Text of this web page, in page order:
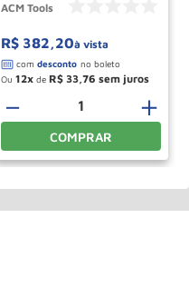
ACM Tools
R$ 382,20à vista
Ou 12 de R$ 33,76
＋
－
COMPRAR